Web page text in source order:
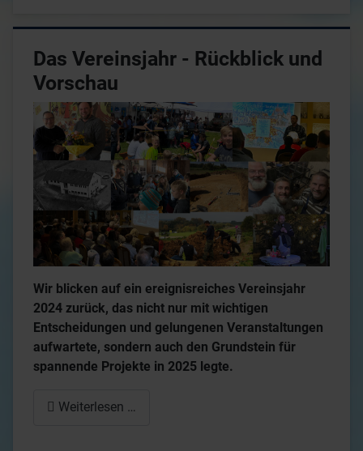
Das Vereinsjahr - Rückblick und
Vorschau
Wir blicken auf ein ereignisreiches Vereinsjahr
2024 zurück, das nicht nur mit wichtigen
Entscheidungen und gelungenen Veranstaltungen
aufwartete, sondern auch den Grundstein für
spannende Projekte in 2025 legte.
Weiterlesen …